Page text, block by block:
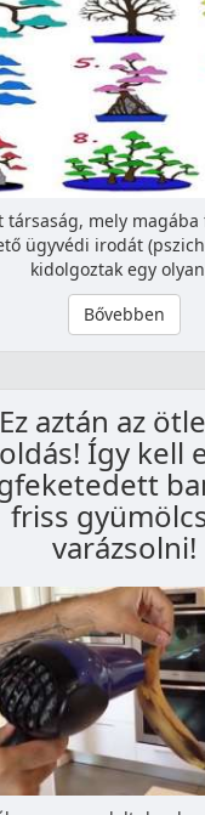
társaság, mely
ügyvédi irodát
kidolgoztak egy
Bővebben
Ez aztán az
Így kell
friss
varázsolni!